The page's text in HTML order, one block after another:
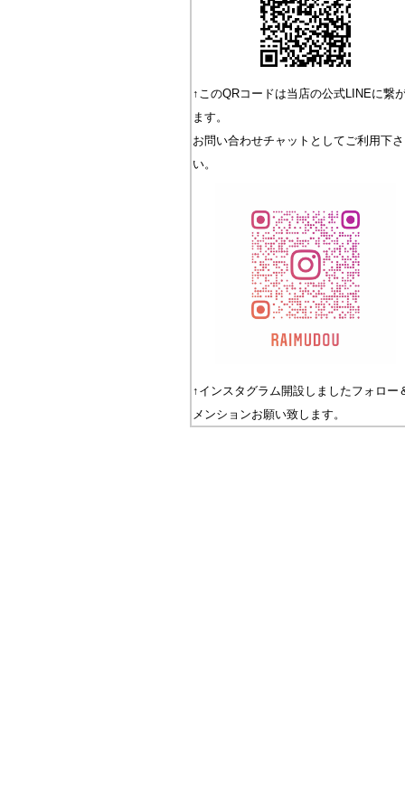
↑このQRコードは当店の公式LINEに繋
ます。
お問い合わせチャットとしてご利用下さ
い。
↑インスタグラム開設しましたフォロー
メンションお願い致します。